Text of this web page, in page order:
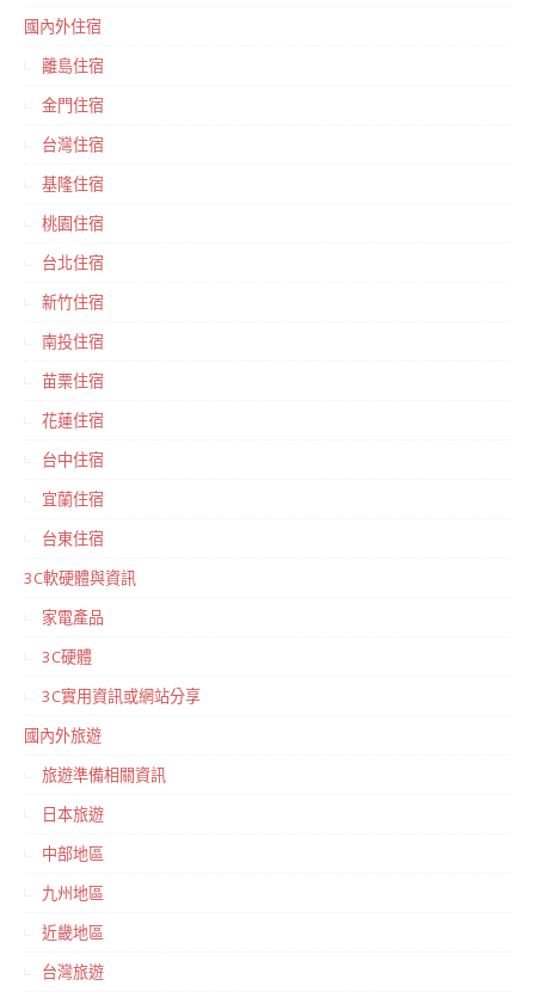
國內外住宿
離島住宿
金門住宿
台灣住宿
基隆住宿
桃園住宿
台北住宿
新竹住宿
南投住宿
苗栗住宿
花蓮住宿
台中住宿
宜蘭住宿
台東住宿
3C軟硬體與資訊
家電產品
3C硬體
3C實用資訊或網站分享
國內外旅遊
旅遊準備相關資訊
日本旅遊
中部地區
九州地區
近畿地區
台灣旅遊